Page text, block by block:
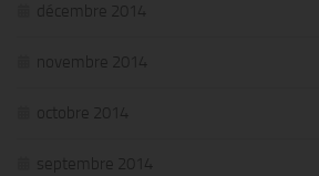
décembre 2014
novembre 2014
octobre 2014
septembre 2014